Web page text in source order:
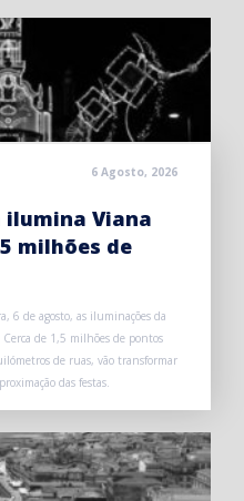
6 Agosto, 2026
ilumina Viana
milhões de
6 de agosto, as iluminações da
Cerca de 1,5 milhões de pontos
de ruas, vão transformar
das festas.